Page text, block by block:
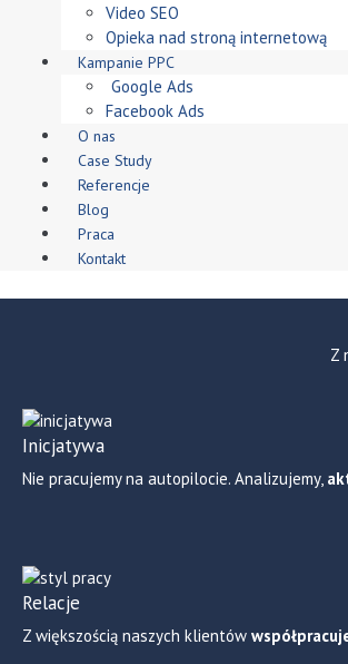
Video SEO
Opieka nad stroną internetową
Kampanie PPC
Google Ads
Facebook Ads
O nas
Case Study
Referencje
Blog
Praca
Kontakt
Z
Inicjatywa
Nie pracujemy na autopilocie. Analizujemy,
Relacje
Z większością naszych klientów